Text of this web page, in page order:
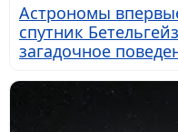
Астрономы
спутник
загадочное